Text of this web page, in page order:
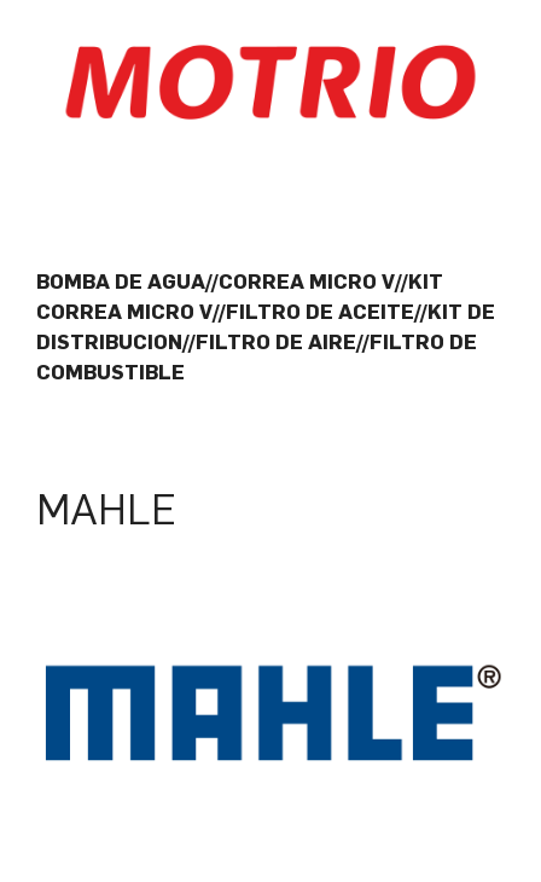
BOMBA DE AGUA//CORREA MICRO V//KIT
CORREA MICRO V//FILTRO DE ACEITE//KIT DE
DISTRIBUCION//FILTRO DE AIRE//FILTRO DE
COMBUSTIBLE
MAHLE